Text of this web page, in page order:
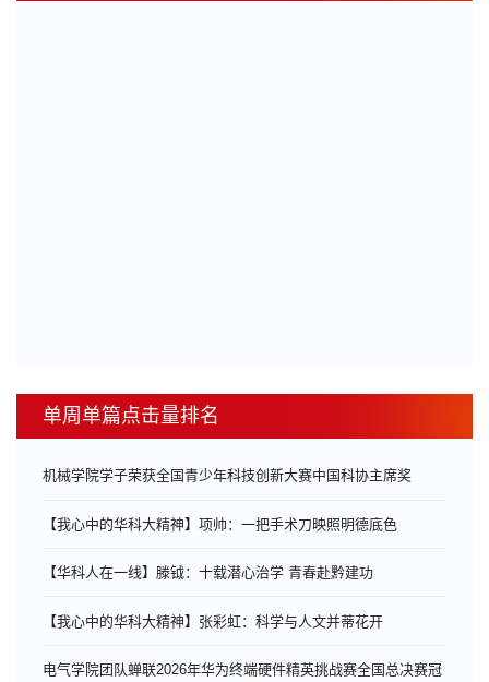
单周单篇点击量排名
机械学院学子荣获全国青少年科技创新大赛中国科协主席奖
【我心中的华科大精神】项帅：一把手术刀映照明德底色
【华科人在一线】滕钺：十载潜心治学 青春赴黔建功
【我心中的华科大精神】张彩虹：科学与人文并蒂花开
电气学院团队蝉联2026年华为终端硬件精英挑战赛全国总决赛冠